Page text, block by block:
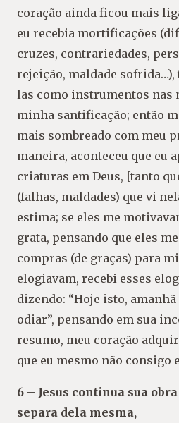
coração ainda ficou mais
eu recebia mortificações
cruzes, contrariedades,
rejeição, maldade sofrida…),
las como instrumentos nas
minha santificação; então
mais sombreado com meu
maneira, aconteceu que eu
criaturas em Deus, [tanto
(falhas, maldades) que vi
estima; se eles me
grata, pensando que eles
compras (de graças) para
elogiavam, recebi esses
dizendo: “Hoje isto,
odiar”, pensando em sua
resumo, meu coração
que eu mesmo não consigo
6 – Jesus continua sua
separa dela mesma,